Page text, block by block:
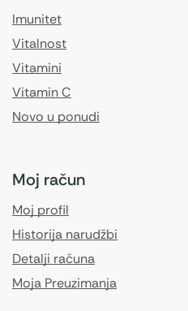
Imunitet
Vitalnost
Vitamini
Vitamin C
Novo u ponudi
Moj račun
Moj profil
Historija narudžbi
Detalji računa
Moja Preuzimanja